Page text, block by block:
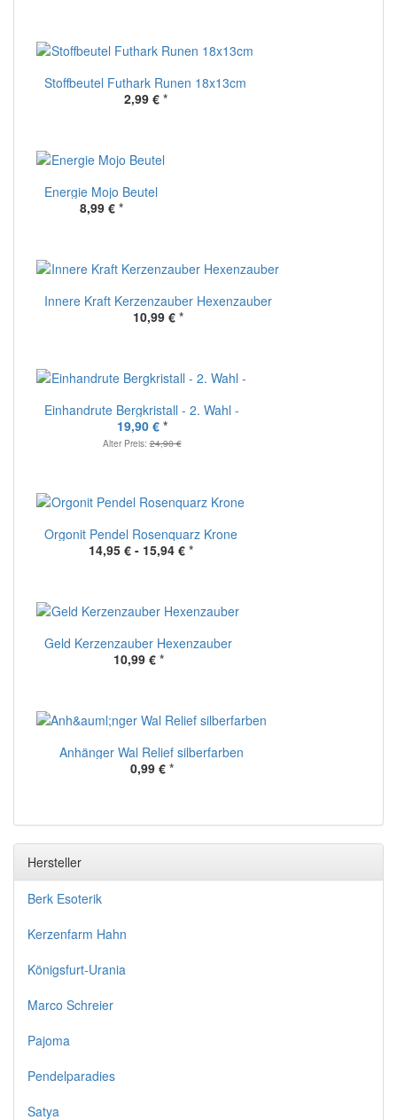
Stoffbeutel Futhark Runen 18x13cm
2,99 € *
Energie Mojo Beutel
8,99 € *
Innere Kraft Kerzenzauber Hexenzauber
10,99 € *
Einhandrute Bergkristall - 2. Wahl -
19,90 € *
Alter Preis:24,90 €
Orgonit Pendel Rosenquarz Krone
14,95 € - 15,94 € *
Geld Kerzenzauber Hexenzauber
10,99 € *
Anhänger Wal Relief silberfarben
0,99 € *
Hersteller
Berk Esoterik
Kerzenfarm Hahn
Königsfurt-Urania
Marco Schreier
Pajoma
Pendelparadies
Satya